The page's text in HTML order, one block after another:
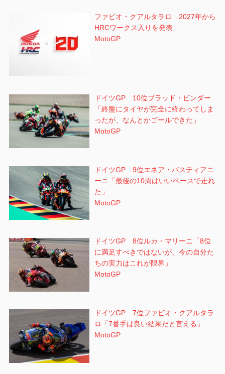
ファビオ・クアルタラロ 2027年から
HRCワークス入りを発表
MotoGP
ドイツGP 10位ブラッド・ビンダー
「終盤にタイヤが完全に終わってしま
ったが、なんとかゴールできた」
MotoGP
ドイツGP 9位エネア・バスティアニ
ーニ「最後の10周はいいペースで走れ
た」
MotoGP
ドイツGP 8位ルカ・マリーニ「8位
に満足すべきではないが、今の自分た
ちの実力はこれが限界」
MotoGP
ドイツGP 7位ファビオ・クアルタラ
ロ「7番手は良い結果だと言える」
MotoGP